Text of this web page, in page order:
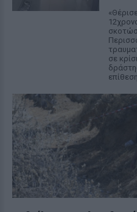
σε
επίθεση